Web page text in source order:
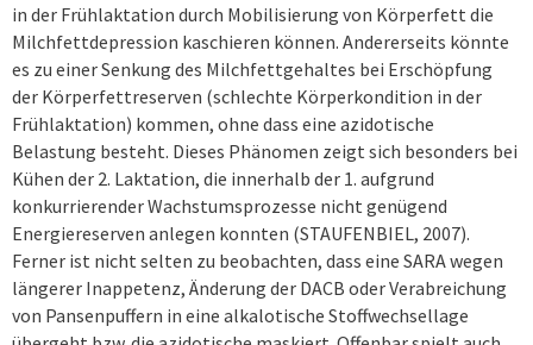
in der Frühlaktation durch Mobilisierung von Körperfett die
Milchfettdepression kaschieren können. Andererseits könnte
es zu einer Senkung des Milchfettgehaltes bei Erschöpfung
der Körperfettreserven (schlechte Körperkondition in der
Frühlaktation) kommen, ohne dass eine azidotische
Belastung besteht. Dieses Phänomen zeigt sich besonders bei
Kühen der 2. Laktation, die innerhalb der 1. aufgrund
konkurrierender Wachstumsprozesse nicht genügend
Energiereserven anlegen konnten (STAUFENBIEL, 2007).
Ferner ist nicht selten zu beobachten, dass eine SARA wegen
längerer Inappetenz, Änderung der DACB oder Verabreichung
von Pansenpuffern in eine alkalotische Stoffwechsellage